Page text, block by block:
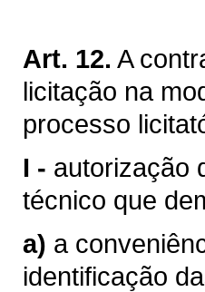
Art. 12. A
licitação na
processo
I - autorização
técnico que
a) a
identificação